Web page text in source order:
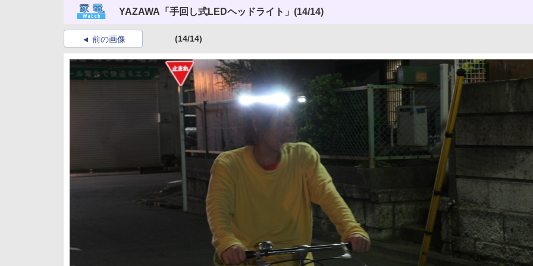
YAZAWA「手回し式LEDヘッドライト」 (14/14)
前の画像 (14/14)